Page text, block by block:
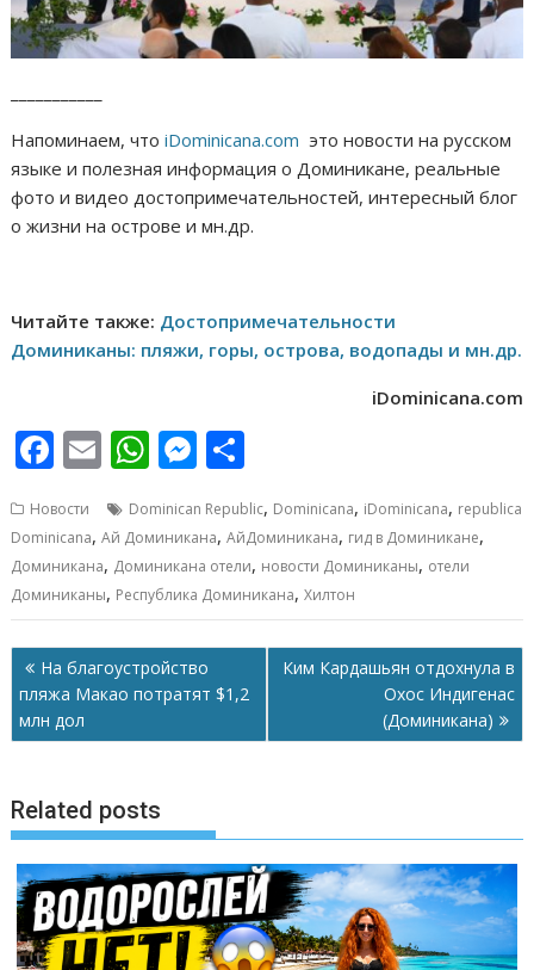
Напоминаем, что iDominicana.com это новости на русском
языке и полезная информация о Доминикане, реальные
фото и видео достопримечательностей, интересный блог
о жизни на острове и мн.др.
Читайте также: Достопримечательности
Доминиканы: пляжи, горы, острова, водопады и мн.др.
iDominicana.com
F
e
b
o
o
k
E
ai
l
W
at
s
A
p
p
M
ss
e
n
g
er
п
р
а
в
и
т
ь
Новости Dominican Republic, Dominicana, iDominicana, republica
Dominicana,Ай Доминикана,АйДоминикана, гид в Доминикане,
Доминикана, Доминикана отели, новости Доминиканы, отели
Доминиканы, Республика Доминикана,Хилтон
Навигация
по
записям
На благоустройство
пляжа Макао потратят $1,2
млн дол
Ким Кардашьян отдохнула в
Охос Индигенас
(Доминикана)
Related posts